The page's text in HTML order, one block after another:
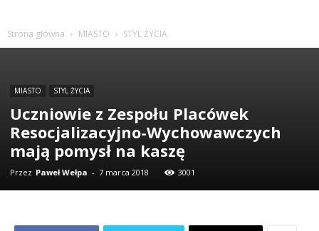
Strona główna MIASTO STYL ŻYCIA
MIASTO STYL ŻYCIA
Uczniowie z Zespołu Placówek
Resocjalizacyjno-Wychowawczych
mają pomysł na kaszę
Przez Paweł Wełpa - 7 marca 2018 3001